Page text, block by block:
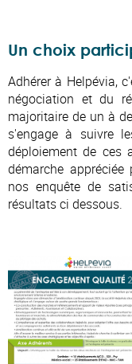
Un choix
Adhérer à Helpévia,
négociation et du
majoritaire de un à
s'engage à suivre
déploiement de ces
démarche
nos enquête de
résultats ci dessous.